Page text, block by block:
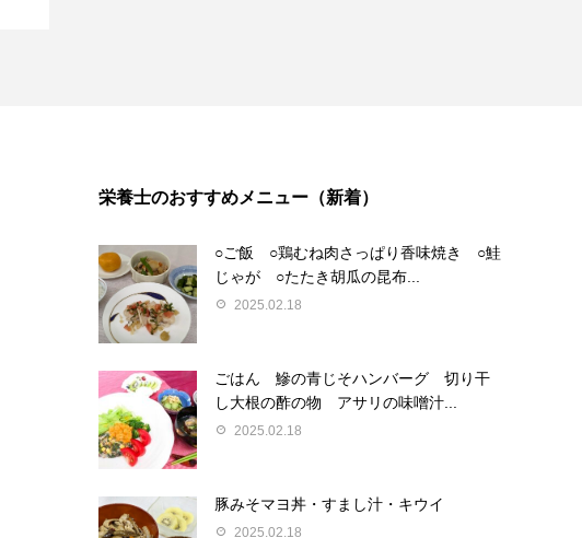
栄養士のおすすめメニュー（新着）
○ご飯 ○鶏むね肉さっぱり香味焼き ○鮭
じゃが ○たたき胡瓜の昆布...
2025.02.18
ごはん 鰺の青じそハンバーグ 切り干
し大根の酢の物 アサリの味噌汁...
2025.02.18
豚みそマヨ丼・すまし汁・キウイ
2025.02.18